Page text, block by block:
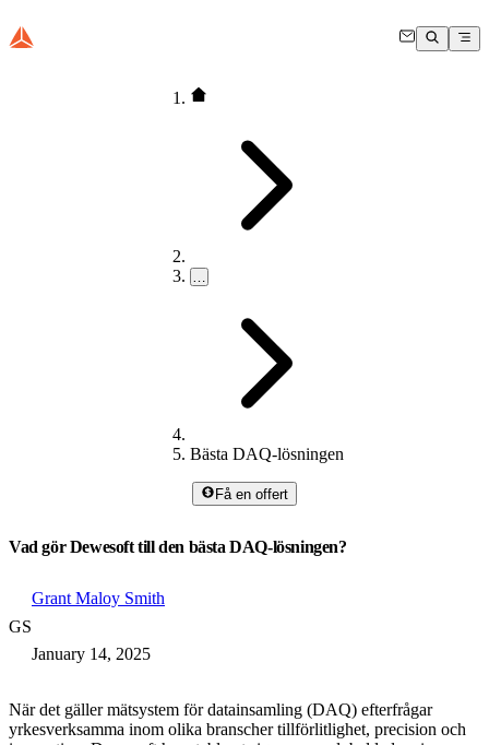
…
Bästa DAQ-lösningen
Få en offert
Vad gör Dewesoft till den bästa DAQ-lösningen?
GS
Grant Maloy Smith
January 14, 2025
När det gäller mätsystem för datainsamling (DAQ) efterfrågar
yrkesverksamma inom olika branscher tillförlitlighet, precision och